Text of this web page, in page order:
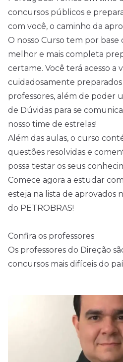
concursos públicos e
com você, o caminho da
O nosso Curso tem por
melhor e mais completa
certame. Você terá acesso a
cuidadosamente preparados
professores, além de poder
de Dúvidas para se
nosso time de estrelas!
Além das aulas, o curso
questões resolvidas e
possa testar os seus
Comece agora a estudar
esteja na lista de aprovados
do PETROBRAS!
Confira os professores
Os professores do Direção
concursos mais difíceis do